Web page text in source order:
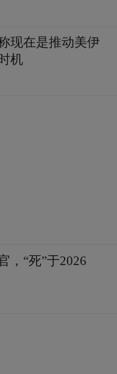
现在是推动美伊
机
，“死”于2026